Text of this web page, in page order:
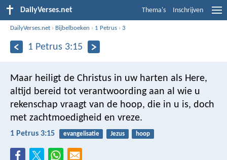
DailyVerses.net Thema's Inschrijven
DailyVerses.net › Bijbelboeken › 1 Petrus ›3
1 Petrus 3:15
Maar heiligt de Christus in uw harten als Here,
altijd bereid tot verantwoording aan al wie u
rekenschap vraagt van de hoop, die in u is, doch
met zachtmoedigheid en vreze.
1 Petrus 3:15 evangelisatie Jezus hoop